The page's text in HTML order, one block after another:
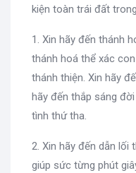
kiện toàn trái đất
1. Xin hãy đến thánh
thánh hoá thể xác
thánh thiện. Xin hãy
hãy đến thắp sáng
tình thứ tha.
2. Xin hãy đến dẫn lối
giúp sức từng phút